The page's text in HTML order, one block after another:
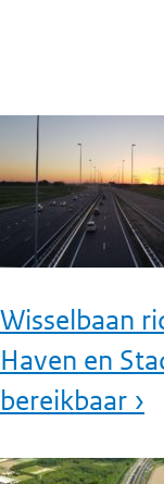
Wisselbaan
Haven en
bereikbaar ›